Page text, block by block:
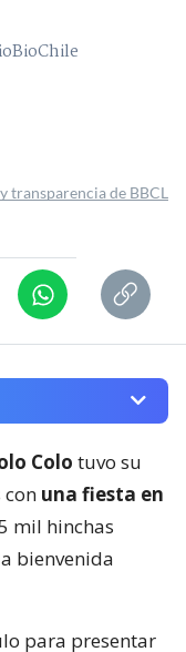
transparencia de BBCL
Colo tuvo su
con una fiesta en
mil hinchas
bienvenida
para presentar